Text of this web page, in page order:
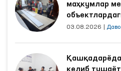
маҳкумлар
яхшиланди
03.08.2026